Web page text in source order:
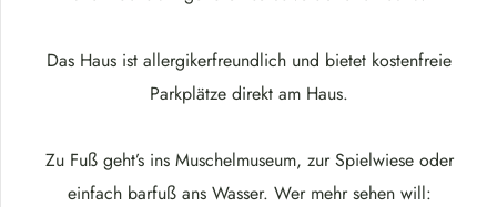
Das Haus ist allergikerfreundlich und bietet kostenfreie
Parkplätze direkt am Haus.
Zu Fuß geht’s ins Muschelmuseum, zur Spielwiese oder
einfach barfuß ans Wasser. Wer mehr sehen will: